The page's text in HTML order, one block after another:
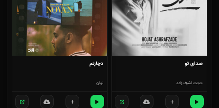
صدای تو
حجت اشرف زاده
دچارتم
نوان